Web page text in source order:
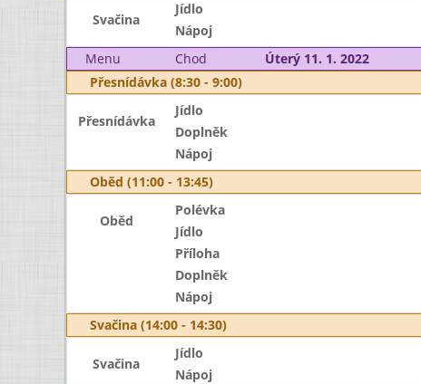
Svačina
Jídlo
Nápoj
Menu
Chod Úterý 11. 1. 2022
Přesnídávka (8:30 - 9:00)
Přesnídávka
Jídlo
Doplněk
Nápoj
Oběd (11:00 - 13:45)
Oběd
Polévka
Jídlo
Příloha
Doplněk
Nápoj
Svačina (14:00 - 14:30)
Svačina
Jídlo
Nápoj